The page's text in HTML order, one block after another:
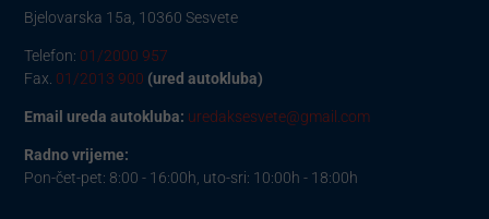
Bjelovarska 15a, 10360 Sesvete
Telefon: 01/2000 957
Fax. 01/2013 900 (ured autokluba)
Email ureda autokluba: uredaksesvete@gmail.com
Radno vrijeme:
Pon-čet-pet: 8:00 - 16:00h, uto-sri: 10:00h - 18:00h